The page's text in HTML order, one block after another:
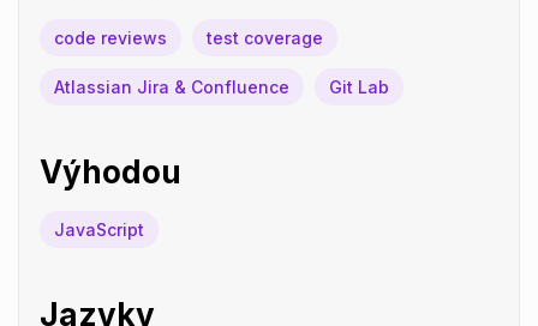
code reviews test coverage
Atlassian Jira & Confluence Git Lab
Výhodou
JavaScript
Jazyky